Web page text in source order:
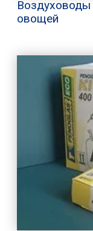
Воздуховоды
овощей